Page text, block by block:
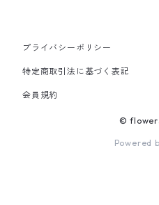
無料配達(さいたま市内•上尾市
プライバシーポリシー
特定商取引法に基づく表記
会員規約
©
Powered